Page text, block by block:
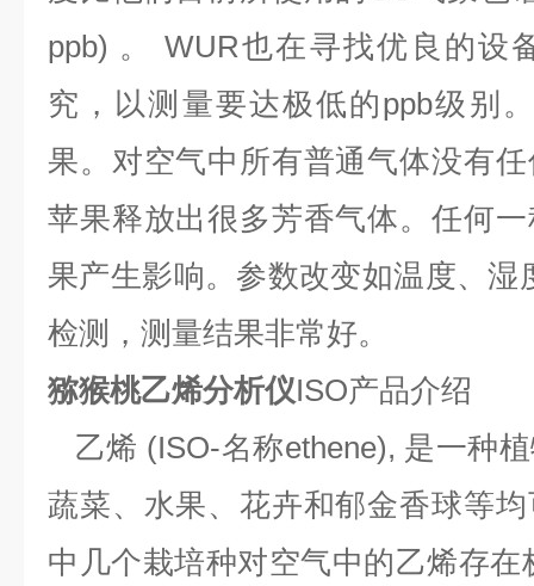
ppb) 。 WUR也在寻找优良的设
究，以测量要达极低的ppb级别
果。对空气中所有普通气体没有
苹果释放出很多芳香气体。任何
果产生影响。参数改变如温度、湿
检测，测量结果非常好。
猕猴桃乙烯分析仪ISO产品介绍
乙烯 (ISO-名称ethene), 是一种
蔬菜、水果、花卉和郁金香球等
中几个栽培种对空气中的乙烯存